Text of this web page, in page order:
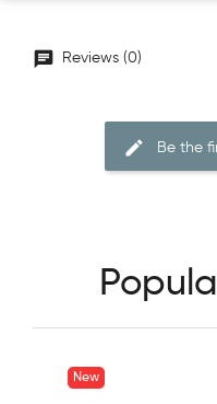
Reviews (0)
Be the
New